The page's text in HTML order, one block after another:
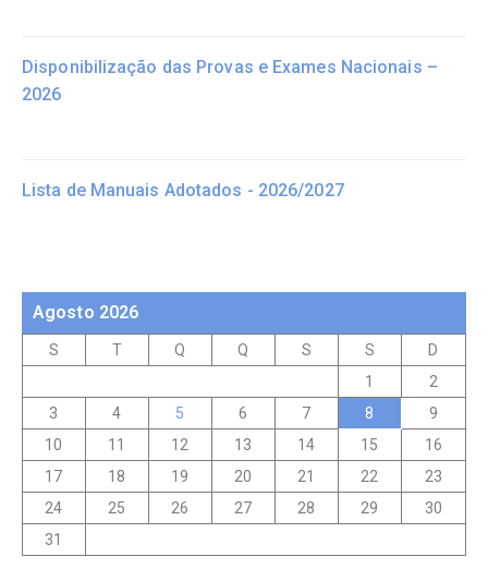
Disponibilização das Provas e Exames Nacionais –
2026
Lista de Manuais Adotados - 2026/2027
Agosto 2026
S T Q Q S S
D
1
2
3
4 5 6 7 8
9
10
11 12 13 14 15
16
17
18 19 20 21 22
23
24
25 26 27 28 29
30
31